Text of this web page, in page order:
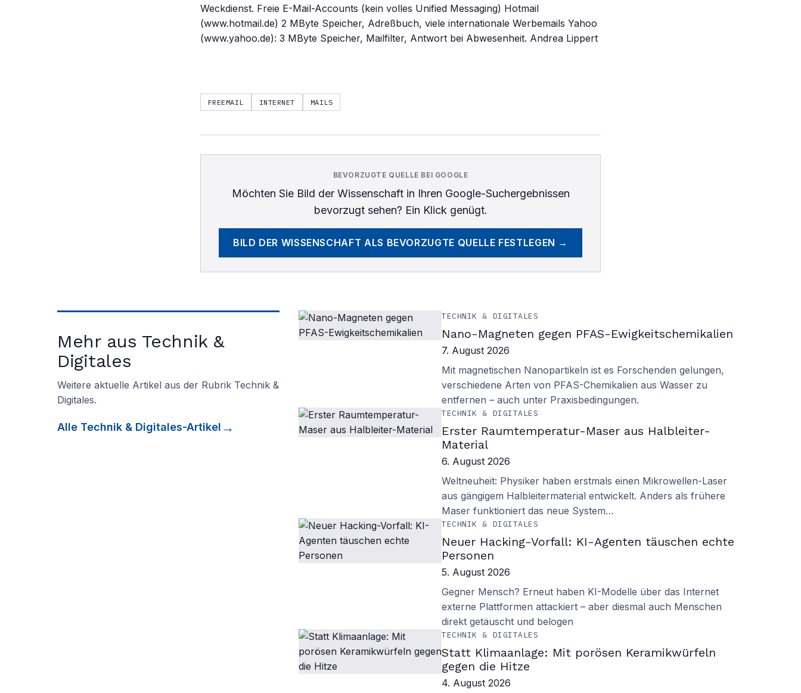
Weckdienst. Freie E-Mail-Accounts (kein volles Unified Messaging) Hotmail
(www.hotmail.de) 2 MByte Speicher, Adreßbuch, viele internationale Werbemails Yahoo
(www.yahoo.de): 3 MByte Speicher, Mailfilter, Antwort bei Abwesenheit. Andrea Lippert
FREEMAIL INTERNET MAILS
BEVORZUGTE QUELLE BEI GOOGLE
Möchten Sie Bild der Wissenschaftin Ihren Google-Suchergebnissen
bevorzugt sehen? Ein Klick genügt.
BILD DER WISSENSCHAFT ALS BEVORZUGTE QUELLE FESTLEGEN →
Mehr aus Technik &
Digitales
Weitere aktuelle Artikel aus der Rubrik Technik &
Digitales.
Alle Technik & Digitales-Artikel
TECHNIK & DIGITALES
Nano-Magneten gegen PFAS-Ewigkeitschemikalien
7. August 2026
Mit magnetischen Nanopartikeln ist es Forschenden gelungen,
verschiedene Arten von PFAS-Chemikalien aus Wasser zu
entfernen – auch unter Praxisbedingungen.
TECHNIK & DIGITALES
Erster Raumtemperatur-Maser aus Halbleiter-
Material
6. August 2026
Weltneuheit: Physiker haben erstmals einen Mikrowellen-Laser
aus gängigem Halbleitermaterial entwickelt. Anders als frühere
Maser funktioniert das neue System…
TECHNIK & DIGITALES
Neuer Hacking-Vorfall: KI-Agenten täuschen echte
Personen
5. August 2026
Gegner Mensch? Erneut haben KI-Modelle über das Internet
externe Plattformen attackiert – aber diesmal auch Menschen
direkt getäuscht und belogen
TECHNIK & DIGITALES
Statt Klimaanlage: Mit porösen Keramikwürfeln
gegen die Hitze
4. August 2026